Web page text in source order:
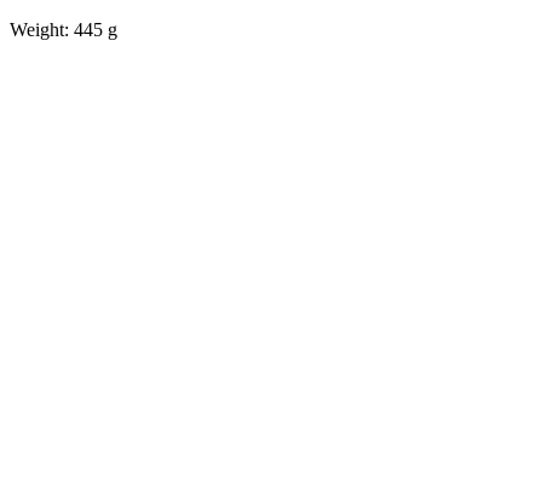
Weight: 445 g